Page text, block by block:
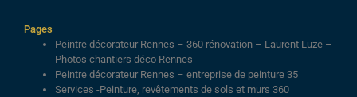
Pages
Peintre décorateur Rennes – 360 rénovation – Laurent Luze –
Photos chantiers déco Rennes
Peintre décorateur Rennes – entreprise de peinture 35
Services -Peinture, revêtements de sols et murs 360